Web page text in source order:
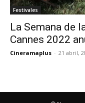
Festivales
La Semana de
Cannes 2022
Cineramaplus - 21 abril,